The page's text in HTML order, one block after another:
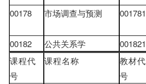
00178 市场调查与预测 001781
00182 公共关系学 001821
课程代
号
课程名称 教材代
号